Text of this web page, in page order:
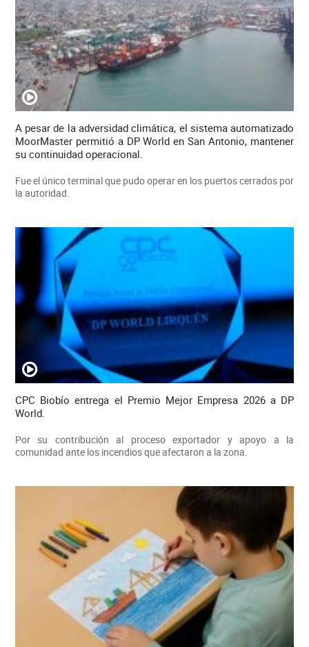
A pesar de la adversidad climática, el sistema automatizado
MoorMaster permitió a DP World en San Antonio, mantener
su continuidad operacional.
Fue el único terminal que pudo operar en los puertos cerrados por
la autoridad.
CPC Biobío entrega el Premio Mejor Empresa 2026 a DP
World.
Por su contribución al proceso exportador y apoyo a la
comunidad ante los incendios que afectaron a la zona.